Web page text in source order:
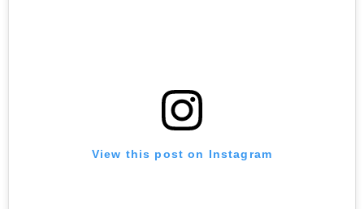
View this post on Instagram